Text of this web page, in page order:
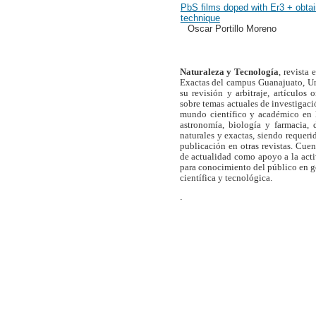
PbS films doped with Er3 +
technique
Oscar Portillo Moreno
Naturaleza y Tecnología, revista
Exactas del campus Guanajuato,
su revisión y arbitraje, artículos
sobre temas actuales de
mundo científico y académico en
astronomía, biología y farmacia,
naturales y exactas, siendo
publicación en otras revistas.
de actualidad como apoyo a la
para conocimiento del público en
científica y tecnológica.
.